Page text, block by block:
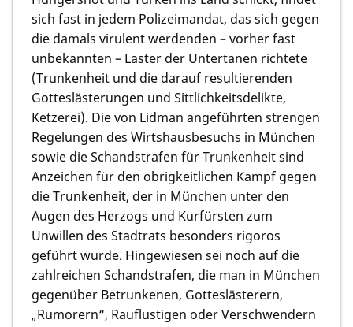
sich fast in jedem Polizeimandat, das sich gegen
die damals virulent werdenden – vorher fast
unbekannten – Laster der Untertanen richtete
(Trunkenheit und die darauf resultierenden
Gotteslästerungen und Sittlichkeitsdelikte,
Ketzerei). Die von Lidman angeführten strengen
Regelungen des Wirtshausbesuchs in München
sowie die Schandstrafen für Trunkenheit sind
Anzeichen für den obrigkeitlichen Kampf gegen
die Trunkenheit, der in München unter den
Augen des Herzogs und Kurfürsten zum
Unwillen des Stadtrats besonders rigoros
geführt wurde. Hingewiesen sei noch auf die
zahlreichen Schandstrafen, die man in München
gegenüber Betrunkenen, Gotteslästerern,
„Rumorern“, Rauflustigen oder Verschwendern